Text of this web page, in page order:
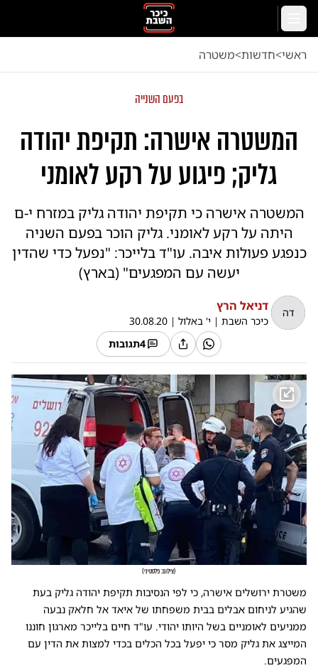
דלג לתוכן הראשי
ראשי<חדשות<משטרה
בפעם השנייה
המשטרה אישרה: תקיפת יהודה
גליק; פיגוע על רקע לאומני
המשטרה אישרה כי תקיפת יהודה גליק במזרח י-ם
היתה על רקע לאומני. גליק הוכר בפעם השניה
כנפגע פעולות איבה. עו"ד בלייכר: "נפעל כדי שהדין
יעשה עם המפגעים" (בארץ)
דה דניאל הרץ
כיכר השבת | י' באלול |
30.08.20
4תגובות
(צילום: פלסטיני)
משטרת ירושלים אישרה, כי לפי הנסיבות תקיפת יהודה גליק בעת
שהגיע לניחום אבלים בבית משפחתו של איאד אל חלאק נבעה
ממניעים לאומניים בשל היותו יהודי. עו"ד חיים בלייכר מארגון חוננו
המייצג את גליק מסר כי יפעל בכל הכלים בכדי למצות את הדין עם
המפגעים.